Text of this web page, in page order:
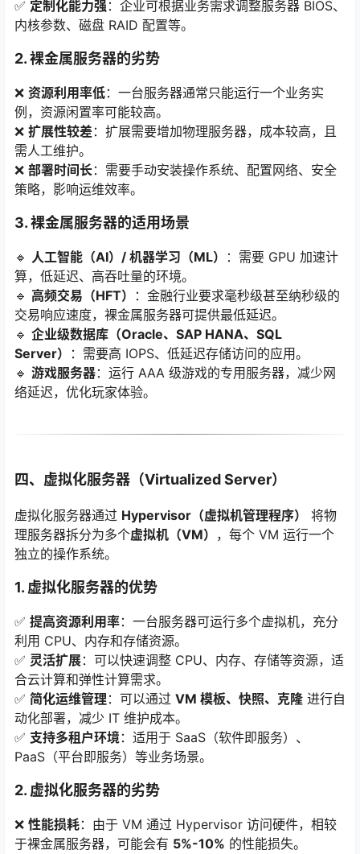
✅ 定制化能力强 ：企业可根据业务需求调整服务器 BIOS、
内核参数、磁盘 RAID 配置等。
2. 裸金属服务器的劣势
❌ 资源利用率低：一台服务器通常只能运行一个业务实
例，资源闲置率可能较高。
❌ 扩展性较差：扩展需要增加物理服务器，成本较高，且
需人工维护。
❌ 部署时间长：需要手动安装操作系统、配置网络、安全
策略，影响运维效率。
3. 裸金属服务器的适用场景
🔹 人工智能（AI）/ 机器学习（ML）
：需要 GPU 加速计
算，低延迟、高吞吐量的环境。
🔹 高频交易（HFT）
：金融行业要求毫秒级甚至纳秒级的
交易响应速度，裸金属服务器可提供最低延迟。
🔹 企业级数据库（Oracle、SAP HANA、SQL
Server）
：需要高 IOPS、低延迟存储访问的应用。
🔹 游戏服务器：运行 AAA 级游戏的专用服务器，减少网
络延迟，优化玩家体验。
四、虚拟化服务器（Virtualized Server）
虚拟化服务器通过 Hypervisor（虚拟机管理程序）
将物
理服务器拆分为多个虚拟机（VM） ，每个 VM 运行一个
独立的操作系统。
1. 虚拟化服务器的优势
✅ 提高资源利用率：一台服务器可运行多个虚拟机，充分
利用 CPU、内存和存储资源。
✅ 灵活扩展：可以快速调整 CPU、内存、存储等资源，适
合云计算和弹性计算需求。
✅ 简化运维管理 ：可以通过 VM 模板、快照、克隆 进行自
动化部署，减少 IT 维护成本。
✅ 支持多租户环境：适用于 SaaS（软件即服务）、
PaaS（平台即服务）等业务场景。
2. 虚拟化服务器的劣势
❌ 性能损耗：由于 VM 通过 Hypervisor 访问硬件，相较
于裸金属服务器，可能会有 5%-10% 的性能损失。